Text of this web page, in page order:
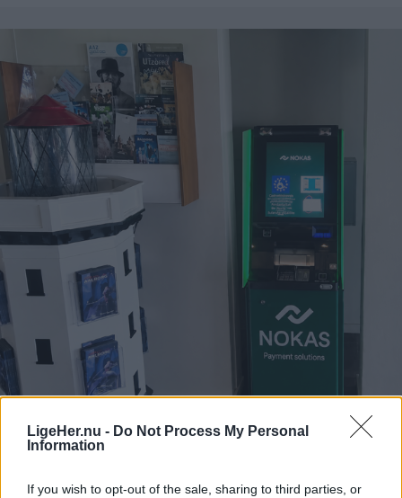
LigeHer.nu - Do Not Process My Personal
Information
If you wish to opt-out of the sale, sharing to third parties, or
Aktuelt